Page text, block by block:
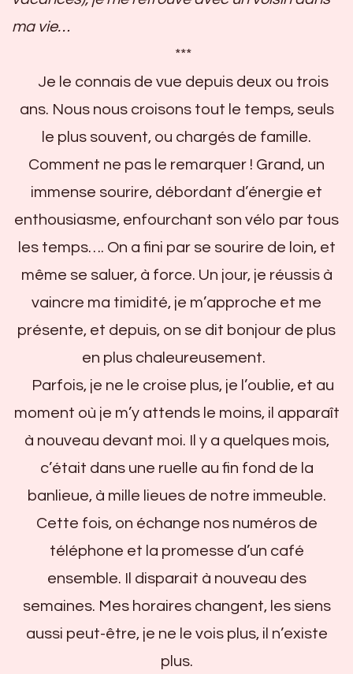
ma vie…
***
Je le connais de vue depuis deux ou trois
ans. Nous nous croisons tout le temps, seuls
le plus souvent, ou chargés de famille.
Comment ne pas le remarquer ! Grand, un
immense sourire, débordant d’énergie et
enthousiasme, enfourchant son vélo par tous
les temps…. On a fini par se sourire de loin, et
même se saluer, à force. Un jour, je réussis à
vaincre ma timidité, je m’approche et me
présente, et depuis, on se dit bonjour de plus
en plus chaleureusement.
Parfois, je ne le croise plus, je l’oublie, et au
moment où je m’y attends le moins, il apparaît
à nouveau devant moi. Il y a quelques mois,
c’était dans une ruelle au fin fond de la
banlieue, à mille lieues de notre immeuble.
Cette fois, on échange nos numéros de
téléphone et la promesse d’un café
ensemble. Il disparait à nouveau des
semaines. Mes horaires changent, les siens
aussi peut-être, je ne le vois plus, il n’existe
plus.